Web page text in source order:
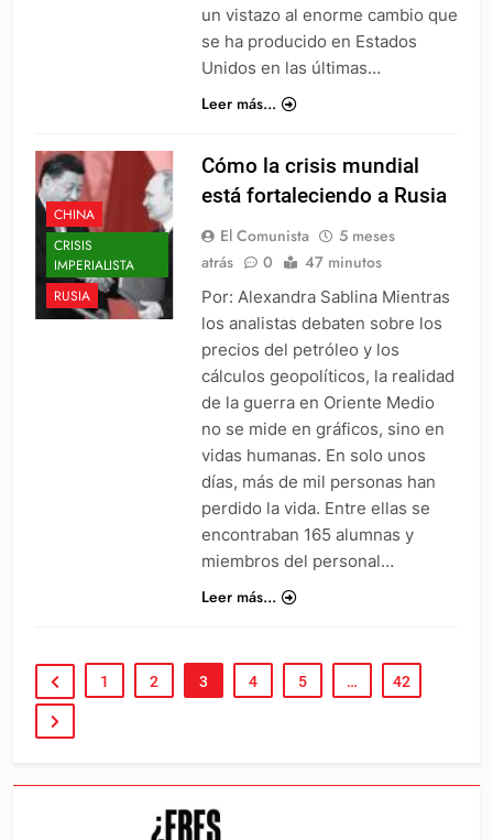
un vistazo al enorme cambio que
se ha producido en Estados
Unidos en las últimas…
Leer más...
CHINA
CRISIS
IMPERIALISTA
RUSIA
Cómo la crisis mundial
está fortaleciendo a Rusia
El Comunista
5 meses
atrás
0 47 minutos
Por: Alexandra Sablina Mientras
los analistas debaten sobre los
precios del petróleo y los
cálculos geopolíticos, la realidad
de la guerra en Oriente Medio
no se mide en gráficos, sino en
vidas humanas. En solo unos
días, más de mil personas han
perdido la vida. Entre ellas se
encontraban 165 alumnas y
miembros del personal…
Leer más...
1 2 3 4 5 … 42